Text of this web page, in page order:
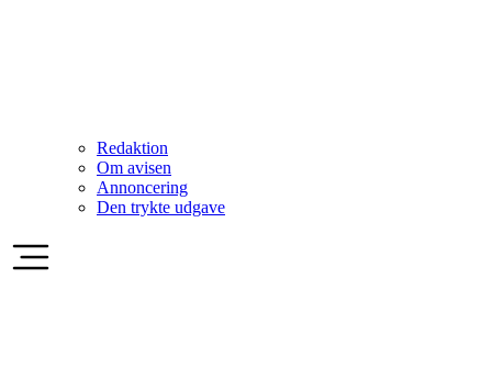
Redaktion
Om avisen
Annoncering
Den trykte udgave